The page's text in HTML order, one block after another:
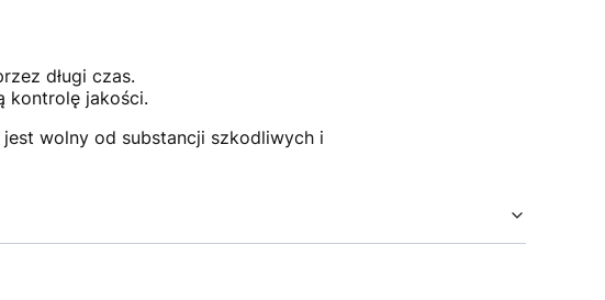
długi czas.
kontrolę jakości.
wolny od substancji szkodliwych i